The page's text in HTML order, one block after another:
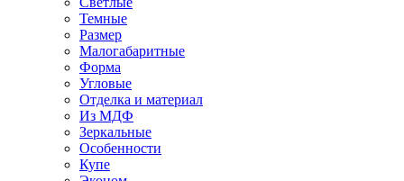
Темные
Размер
Малогабаритные
Форма
Угловые
Отделка и материал
Из МДФ
Зеркальные
Особенности
Купе